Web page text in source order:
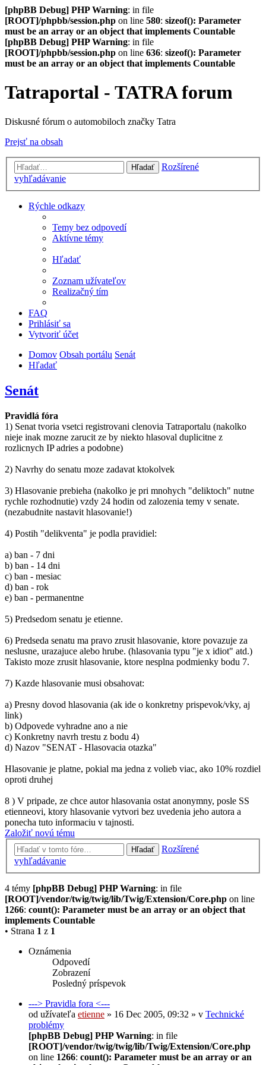
[phpBB Debug] PHP Warning: in file
[ROOT]/phpbb/session.php on line 580: sizeof(): Parameter
must be an array or an object that implements Countable
[phpBB Debug] PHP Warning: in file
[ROOT]/phpbb/session.php on line 636: sizeof(): Parameter
must be an array or an object that implements Countable
Tatraportal - TATRA forum
Diskusné fórum o automobiloch značky Tatra
Prejsť na obsah
Hľadať
Rozšírené
vyhľadávanie
Rýchle odkazy
Temy bez odpovedí
Aktívne témy
Hľadať
Zoznam užívateľov
Realizačný tím
FAQ
Prihlásiť sa
Vytvoriť účet
Domov Obsah portálu Senát
Hľadať
Senát
Pravidlá fóra
1) Senat tvoria vsetci registrovani clenovia Tatraportalu (nakolko
nieje inak mozne zarucit ze by niekto hlasoval duplicitne z
rozlicnych IP adries a podobne)
2) Navrhy do senatu moze zadavat ktokolvek
3) Hlasovanie prebieha (nakolko je pri mnohych "deliktoch" nutne
rychle rozhodnutie) vzdy 24 hodin od zalozenia temy v senate.
(nezabudnite nastavit hlasovanie!)
4) Postih "delikventa" je podla pravidiel:
a) ban - 7 dni
b) ban - 14 dni
c) ban - mesiac
d) ban - rok
e) ban - permanentne
5) Predsedom senatu je etienne.
6) Predseda senatu ma pravo zrusit hlasovanie, ktore povazuje za
neslusne, urazajuce alebo hrube. (hlasovania typu "je x idiot" atd.)
Takisto moze zrusit hlasovanie, ktore nesplna podmienky bodu 7.
7) Kazde hlasovanie musi obsahovat:
a) Presny dovod hlasovania (ak ide o konkretny prispevok/vky, aj
link)
b) Odpovede vyhradne ano a nie
c) Konkretny navrh trestu z bodu 4)
d) Nazov "SENAT - Hlasovacia otazka"
Hlasovanie je platne, pokial ma jedna z volieb viac, ako 10% rozdiel
oproti druhej
8 ) V pripade, ze chce autor hlasovania ostat anonymny, posle SS
etienneovi, ktory hlasovanie vytvori bez uvedenia jeho autora a
ponecha tuto informaciu v tajnosti.
Založiť novú tému
Hľadať
Rozšírené
vyhľadávanie
4 témy [phpBB Debug] PHP Warning: in file
[ROOT]/vendor/twig/twig/lib/Twig/Extension/Core.php on line
1266: count(): Parameter must be an array or an object that
implements Countable
• Strana 1 z 1
Oznámenia
Odpovedí
Zobrazení
Posledný príspevok
---> Pravidla fora <---
od užívateľa etienne » 16 Dec 2005, 09:32 » v Technické
problémy
[phpBB Debug] PHP Warning: in file
[ROOT]/vendor/twig/twig/lib/Twig/Extension/Core.php
on line 1266: count(): Parameter must be an array or an